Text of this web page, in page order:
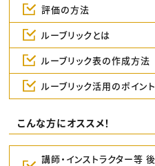
評価の方法
ルーブリックとは
ルーブリック表の作成方法
ルーブリック活用のポイント
こんな方にオススメ！
講師・インストラクター等